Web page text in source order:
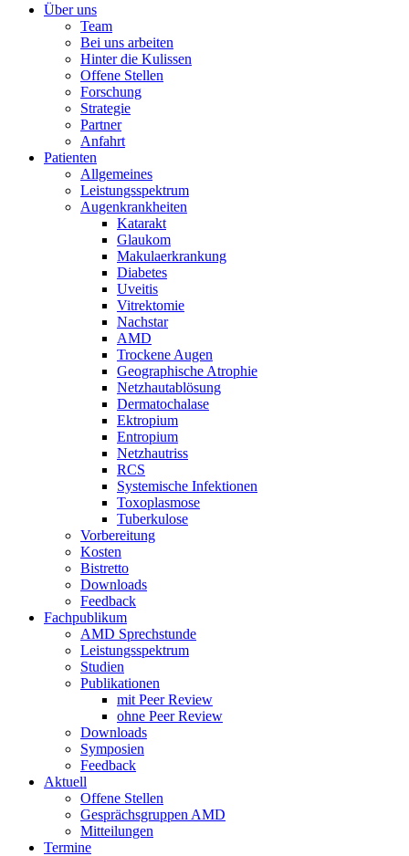
Über uns
Team
Bei uns arbeiten
Hinter die Kulissen
Offene Stellen
Forschung
Strategie
Partner
Anfahrt
Patienten
Allgemeines
Leistungsspektrum
Augenkrankheiten
Katarakt
Glaukom
Makulaerkrankung
Diabetes
Uveitis
Vitrektomie
Nachstar
AMD
Trockene Augen
Geographische Atrophie
Netzhautablösung
Dermatochalase
Ektropium
Entropium
Netzhautriss
RCS
Systemische Infektionen
Toxoplasmose
Tuberkulose
Vorbereitung
Kosten
Bistretto
Downloads
Feedback
Fachpublikum
AMD Sprechstunde
Leistungsspektrum
Studien
Publikationen
mit Peer Review
ohne Peer Review
Downloads
Symposien
Feedback
Aktuell
Offene Stellen
Gesprächsgruppen AMD
Mitteilungen
Termine